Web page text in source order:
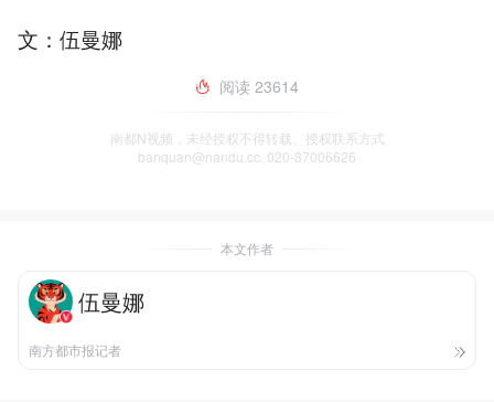
文：伍曼娜
阅读 23614
南都N视频，未经授权不得转载、授权联系方式
banquan@nandu.cc. 020-87006626
本文作者
伍曼娜
南方都市报记者